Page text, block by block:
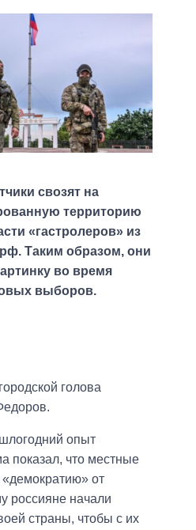
свозят на
территорию
«гастролеров» из
Таким образом, они
во время
выборов.
голова
опыт
показал, что местные
от
россияне начали
страны, чтобы с их